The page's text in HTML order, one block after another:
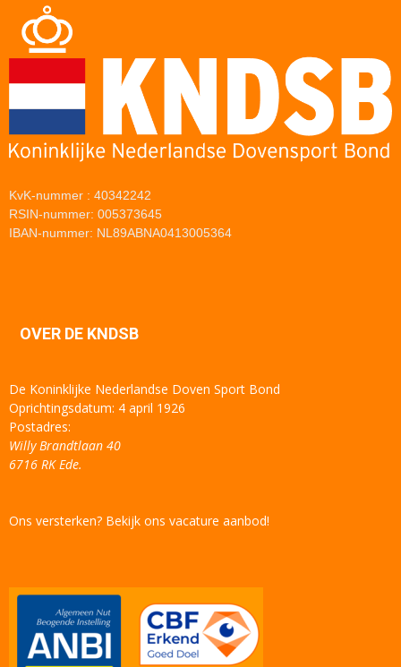
KvK-nummer : 40342242
RSIN-nummer: 005373645
IBAN-nummer: NL89ABNA0413005364
OVER DE KNDSB
De Koninklijke Nederlandse Doven Sport Bond
Oprichtingsdatum: 4 april 1926
Postadres:
Willy Brandtlaan 40
6716 RK Ede.
Ons versterken? Bekijk ons vacature aanbod!